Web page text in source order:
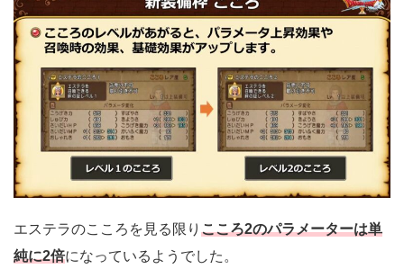
エステラのこころを見る限り こころ2のパラメーターは単
純に2倍になっているようでした。